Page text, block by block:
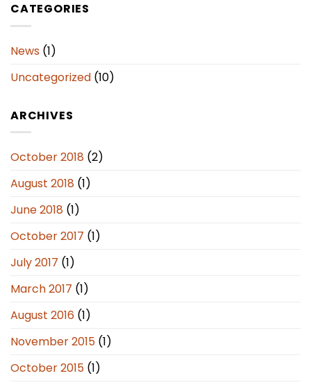
CATEGORIES
News (1)
Uncategorized (10)
ARCHIVES
October 2018 (2)
August 2018 (1)
June 2018 (1)
October 2017 (1)
July 2017 (1)
March 2017 (1)
August 2016 (1)
November 2015 (1)
October 2015 (1)